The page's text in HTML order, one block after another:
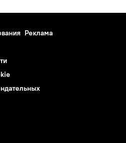
Реклама